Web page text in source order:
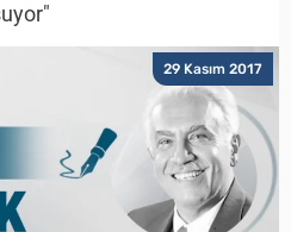
29 Kasım 2017